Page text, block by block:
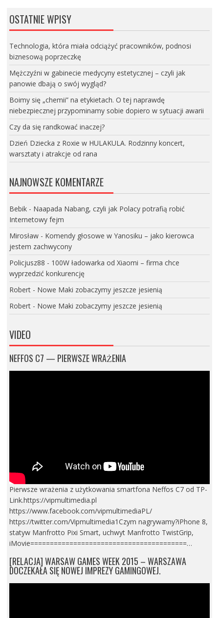
OSTATNIE WPISY
Technologia, która miała odciążyć pracowników, podnosi
biznesową poprzeczkę
Mężczyźni w gabinecie medycyny estetycznej – czyli jak
panowie dbają o swój wygląd?
Boimy się „chemii” na etykietach. O tej naprawdę
niebezpiecznej przypominamy sobie dopiero w sytuacji awarii
Czy da się randkować inaczej?
Dzień Dziecka z Roxie w HULAKULA. Rodzinny koncert,
warsztaty i atrakcje od rana
NAJNOWSZE KOMENTARZE
Bebik- Naapada Nabang, czyli jak Polacy potrafią robić
Internetowy fejm
Mirosław- Komendy głosowe w Yanosiku – jako kierowca
jestem zachwycony
Policjusz88 - 100W ładowarka od Xiaomi – firma chce
wyprzedzić konkurencję
Robert- Nowe Maki zobaczymy jeszcze jesienią
Robert- Nowe Maki zobaczymy jeszcze jesienią
VIDEO
NEFFOS C7 — PIERWSZE WRAŻENIA
Pierwsze wrażenia z użytkowania smartfona Neffos C7 od TP-
Link.https://vipmultimedia.pl
https://www.facebook.com/vipmultimediaPL/
https://twitter.com/Vipmultimedia1Czym nagrywamy?iPhone 8,
statyw Manfrotto Pixi Smart, uchwyt Manfrotto TwistGrip,
iMovie========================================…
[RELACJA] WARSAW GAMES WEEK 2015 – WARSZAWA
DOCZEKAŁA SIĘ NOWEJ IMPREZY GAMINGOWEJ.